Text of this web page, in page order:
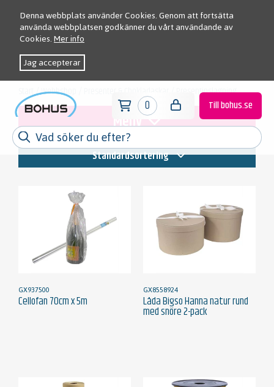
Denna webbplats använder Cookies. Genom att fortsätta
använda webbplatsen godkänner du vårt användande av
Cookies.Mer info
Jag accepterar
0 Till bohus.se
Start/Webbshop Presentinslagning
Meny
Standardsortering
GX937500
Cellofan 70cm x 5m
GX8558924
Låda Bigso Hanna natur rund
med snöre 2-pack